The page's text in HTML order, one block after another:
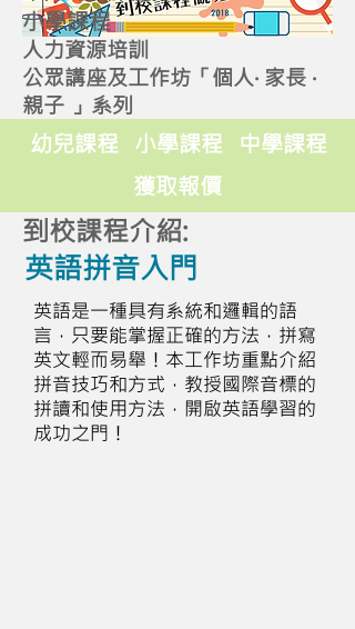
小學課程
人力資源培訓
公眾講座及工作坊「個人‧ 家長 ‧
親子 」系列
幼兒課程 小學課程
中學課程
獲取報價
到校課程介紹:
英語拼音入門
英語是一種具有系統和邏輯的語
言，只要能掌握正確的方法，拼寫
英文輕而易舉！本工作坊重點介紹
拼音技巧和方式，教授國際音標的
拼讀和使用方法，開啟英語學習的
成功之門！